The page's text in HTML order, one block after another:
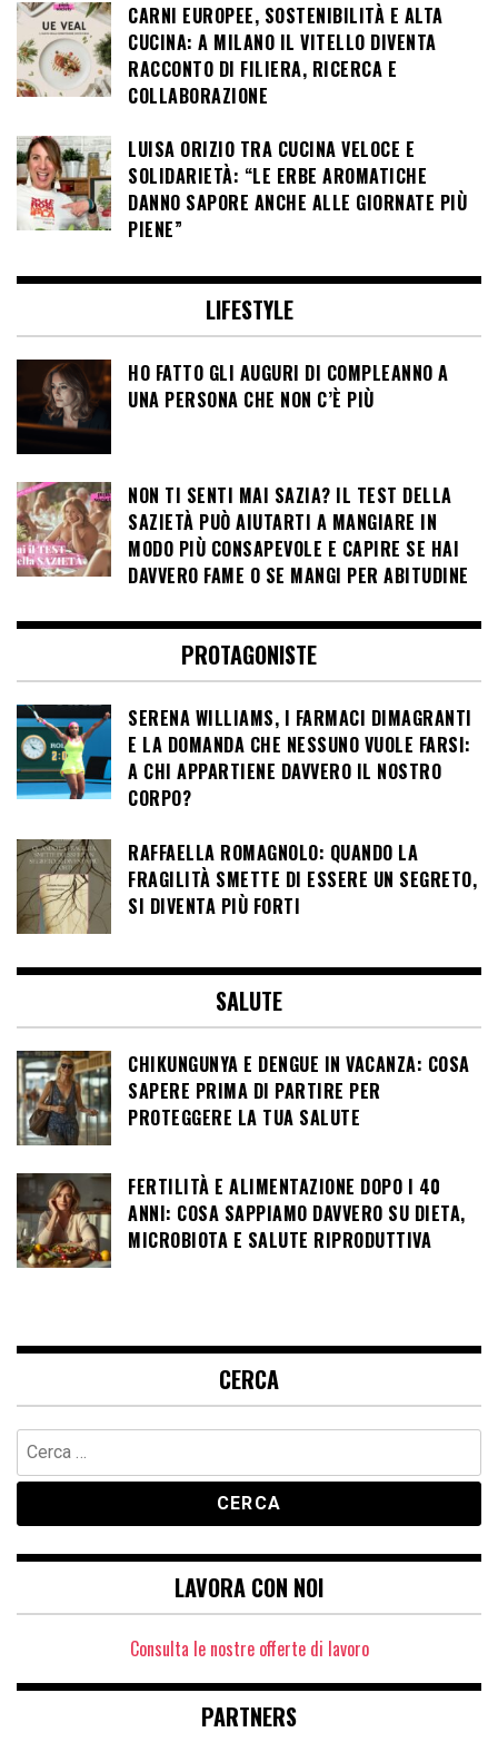
CARNI EUROPEE, SOSTENIBILITÀ E ALTA
CUCINA: A MILANO IL VITELLO DIVENTA
RACCONTO DI FILIERA, RICERCA E
COLLABORAZIONE
LUISA ORIZIO TRA CUCINA VELOCE E
SOLIDARIETÀ: “LE ERBE AROMATICHE
DANNO SAPORE ANCHE ALLE GIORNATE PIÙ
PIENE”
LIFESTYLE
HO FATTO GLI AUGURI DI COMPLEANNO A
UNA PERSONA CHE NON C’È PIÙ
NON TI SENTI MAI SAZIA? IL TEST DELLA
SAZIETÀ PUÒ AIUTARTI A MANGIARE IN
MODO PIÙ CONSAPEVOLE E CAPIRE SE HAI
DAVVERO FAME O SE MANGI PER ABITUDINE
PROTAGONISTE
SERENA WILLIAMS, I FARMACI DIMAGRANTI
E LA DOMANDA CHE NESSUNO VUOLE FARSI:
A CHI APPARTIENE DAVVERO IL NOSTRO
CORPO?
RAFFAELLA ROMAGNOLO: QUANDO LA
FRAGILITÀ SMETTE DI ESSERE UN SEGRETO,
SI DIVENTA PIÙ FORTI
SALUTE
CHIKUNGUNYA E DENGUE IN VACANZA: COSA
SAPERE PRIMA DI PARTIRE PER
PROTEGGERE LA TUA SALUTE
FERTILITÀ E ALIMENTAZIONE DOPO I 40
ANNI: COSA SAPPIAMO DAVVERO SU DIETA,
MICROBIOTA E SALUTE RIPRODUTTIVA
CERCA
Ricerca
per:
LAVORA CON NOI
Consulta le nostre offerte di lavoro
PARTNERS